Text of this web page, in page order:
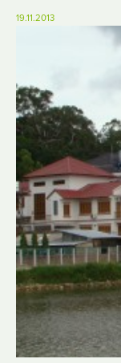
19.11.2013